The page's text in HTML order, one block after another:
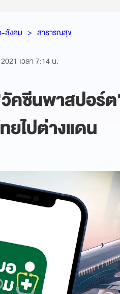
สังคม สาธารณสุข
เวลา 7:14 น.
คซีนพาสปอร์
ยไปต่างแดน